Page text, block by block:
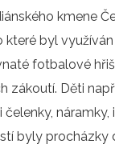
kmene
byl
fotbalové
zákoutí. Děti
náramky,
byly procházky